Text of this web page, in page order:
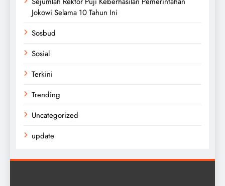
Jokowi Selama 10 Tahun Ini
Sosbud
Sosial
Terkini
Trending
Uncategorized
update